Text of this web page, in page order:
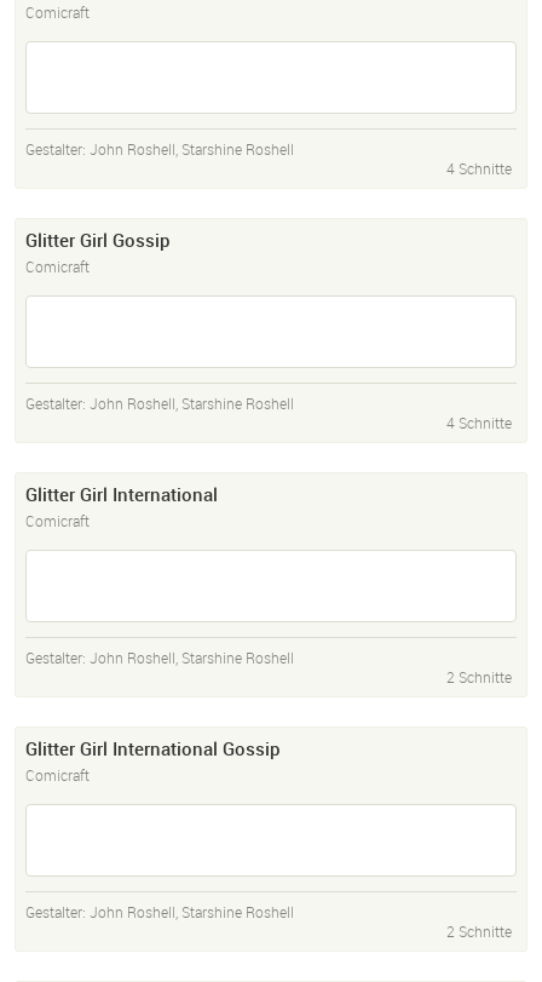
Comicraft
Gestalter: John Roshell, Starshine Roshell
4 Schnitte
Glitter Girl Gossip
Comicraft
Gestalter: John Roshell, Starshine Roshell
4 Schnitte
Glitter Girl International
Comicraft
Gestalter: John Roshell, Starshine Roshell
2 Schnitte
Glitter Girl International Gossip
Comicraft
Gestalter: John Roshell, Starshine Roshell
2 Schnitte